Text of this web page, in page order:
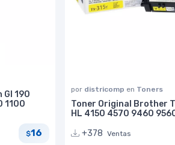
190
1100
$16
por districomp en Toners
Toner Original Brother
HL 4150 4570 9460
+378 Ventas